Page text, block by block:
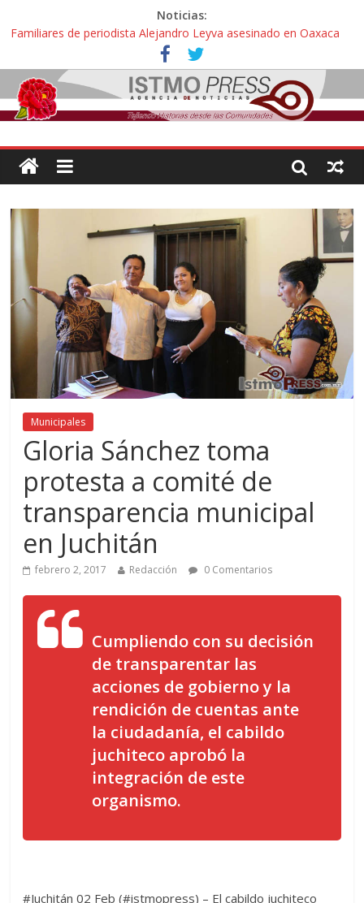
Noticias:
Familiares de periodista Alejandro Leyva asesinado en Oaxaca
protestan y exigen justicia en desfile de delegaciones
Alertan pescadores de Juchitán, Oaxaca de nuevo despojo de su
territorio para construir un parque eólico
Pescadores y comuneros ikoots detienen la extracción ilegal de
material pétreo de gravera Oyamel
ahora pescadores de Salinas del Marqués denuncian daños de
Pemex
Municipales
Gloria Sánchez toma
protesta a comité de
transparencia municipal
en Juchitán
febrero 2, 2017 Redacción 0 Comentarios
Cumpliendo con su decisión
de transparentar las
acciones de gobierno y la
rendición de cuentas ante
la ciudadanía, el cabildo
juchiteco aprobó la
integración de este
organismo.
#Juchitán 02 Feb (#istmopress) – El cabildo juchiteco